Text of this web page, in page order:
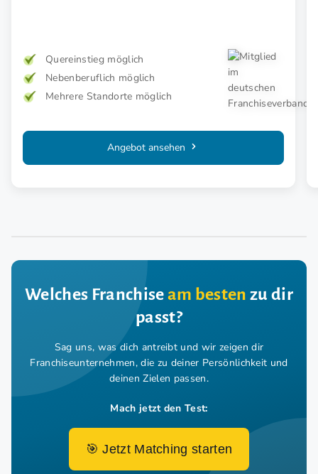
Quereinstieg möglich
Nebenberuflich möglich
Mehrere Standorte möglich
Angebot ansehen
Welches Franchiseam besten zu dir
passt?
Sag uns, was dich antreibt und wir zeigen dir
Franchiseunternehmen, die zu deiner Persönlichkeit und
deinen Zielen passen.
Mach jetzt den Test:
🎯 Jetzt Matching starten